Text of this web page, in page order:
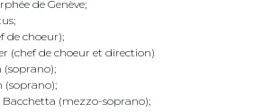
de Genève;
de choeur);
(chef de choeur et direction)
(soprano);
(soprano);
(mezzo-soprano);